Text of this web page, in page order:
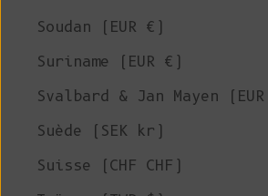
Soudan (EUR €)
Suriname (EUR €)
Svalbard & Jan Mayen
Suède (SEK kr)
Suisse (CHF CHF)